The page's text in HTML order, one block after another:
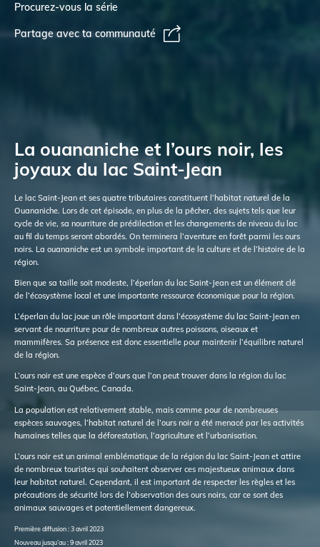
Procurez-vous la série
Partage avec ta communauté
La ouananiche et l’ours noir, les
joyaux du lac Saint-Jean
Le lac Saint-Jean et ses quatre tributaires constituent l’habitat naturel de la
Ouananiche. Lors de cet épisode, en plus de la pêcher, des sujets tels que leur
cycle de vie, sa nourriture de prédilection et les changements de niveau du lac
au fil du temps seront abordés. On terminera l’aventure en forêt parmi les ours
noirs. La ouananiche est un symbole important de la culture et de l’histoire de la
région.
Bien que sa taille soit modeste, l’éperlan du lac Saint-Jean est un élément clé
de l’écosystème local et une importante ressource économique pour la région.
L’éperlan du lac joue un rôle important dans l’écosystème du lac Saint-Jean en
servant de nourriture pour de nombreux autres poissons, oiseaux et
mammifères. Sa présence est donc essentielle pour maintenir l’équilibre naturel
de la région.
L’ours noir est une espèce d’ours que l’on peut trouver dans la région du lac
Saint-Jean, au Québec, Canada.
La population est relativement stable, mais comme pour de nombreuses
espèces sauvages, l’habitat naturel de l’ours noir a été menacé par les activités
humaines telles que la déforestation, l’agriculture et l’urbanisation.
L’ours noir est un animal emblématique de la région du lac Saint-Jean et attire
de nombreux touristes qui souhaitent observer ces majestueux animaux dans
leur habitat naturel. Cependant, il est important de respecter les règles et les
précautions de sécurité lors de l’observation des ours noirs, car ce sont des
animaux sauvages et potentiellement dangereux.
Première diffusion : 3 avril 2023
Nouveau jusqu’au : 9 avril 2023